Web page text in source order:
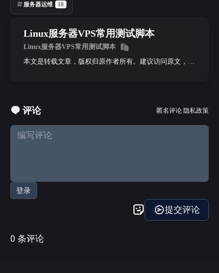
服务器运维 18
Linux服务器VPS常用测试脚本
Linux服务器VPS常用测试脚本
本文是转载文章，版权归原作者所有。建议访问原文，转
评论 匿名评论 隐私政策